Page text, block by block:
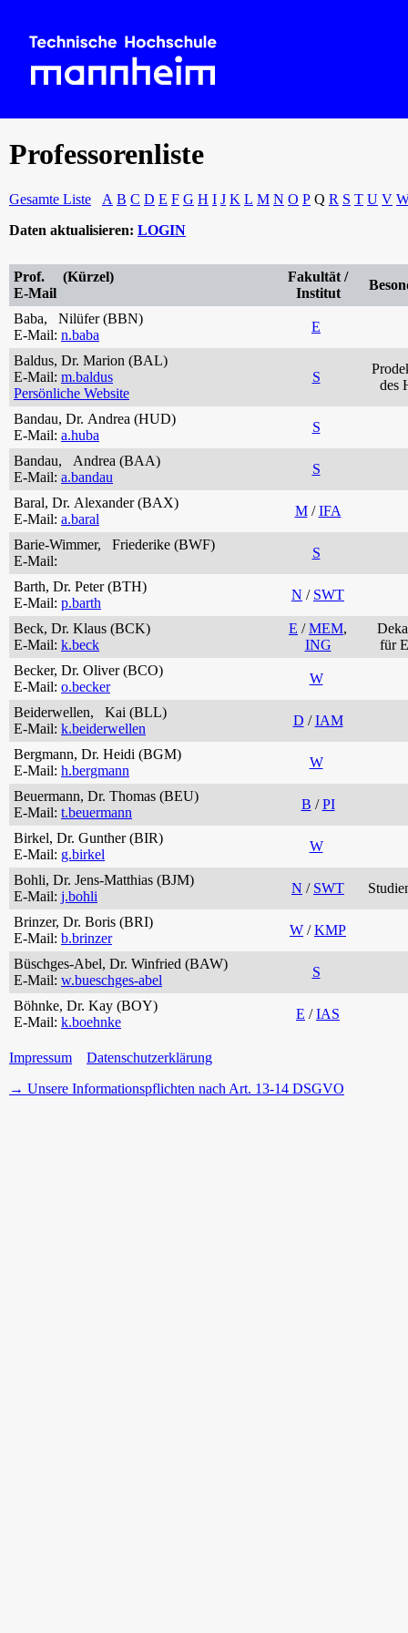
Professorenliste
Gesamte Liste A B C D E F G H I J K L M N O P Q R S T U V
Daten aktualisieren: LOGIN
Prof. (Kürzel)
E-Mail
Fakultät /
Institut
Baba, Nilüfer (BBN)
E-Mail: n.baba
E
Baldus, Dr. Marion (BAL)
E-Mail: m.baldus
Persönliche Website
S
des
Bandau, Dr. Andrea (HUD)
E-Mail: a.huba
S
Bandau, Andrea (BAA)
E-Mail: a.bandau
S
Baral, Dr. Alexander (BAX)
E-Mail: a.baral
M/IFA
Barie-Wimmer, Friederike (BWF)
E-Mail:
S
Barth, Dr. Peter (BTH)
E-Mail: p.barth
N / SWT
Beck, Dr. Klaus (BCK)
E-Mail: k.beck
E /MEM,
ING
für
Becker, Dr. Oliver (BCO)
E-Mail: o.becker
W
Beiderwellen, Kai (BLL)
E-Mail: k.beiderwellen
D /IAM
Bergmann, Dr. Heidi (BGM)
E-Mail: h.bergmann
W
Beuermann, Dr. Thomas (BEU)
E-Mail: t.beuermann
B /PI
Birkel, Dr. Gunther (BIR)
E-Mail: g.birkel
W
Bohli, Dr. Jens-Matthias (BJM)
E-Mail: j.bohli
N / SWT
Brinzer, Dr. Boris (BRI)
E-Mail: b.brinzer
W /KMP
Büschges-Abel, Dr. Winfried (BAW)
E-Mail: w.bueschges-abel
S
Böhnke, Dr. Kay (BOY)
E-Mail: k.boehnke
E /IAS
Impressum
Datenschutzerklärung
→ Unsere Informationspflichten nach Art. 13-14 DSGVO